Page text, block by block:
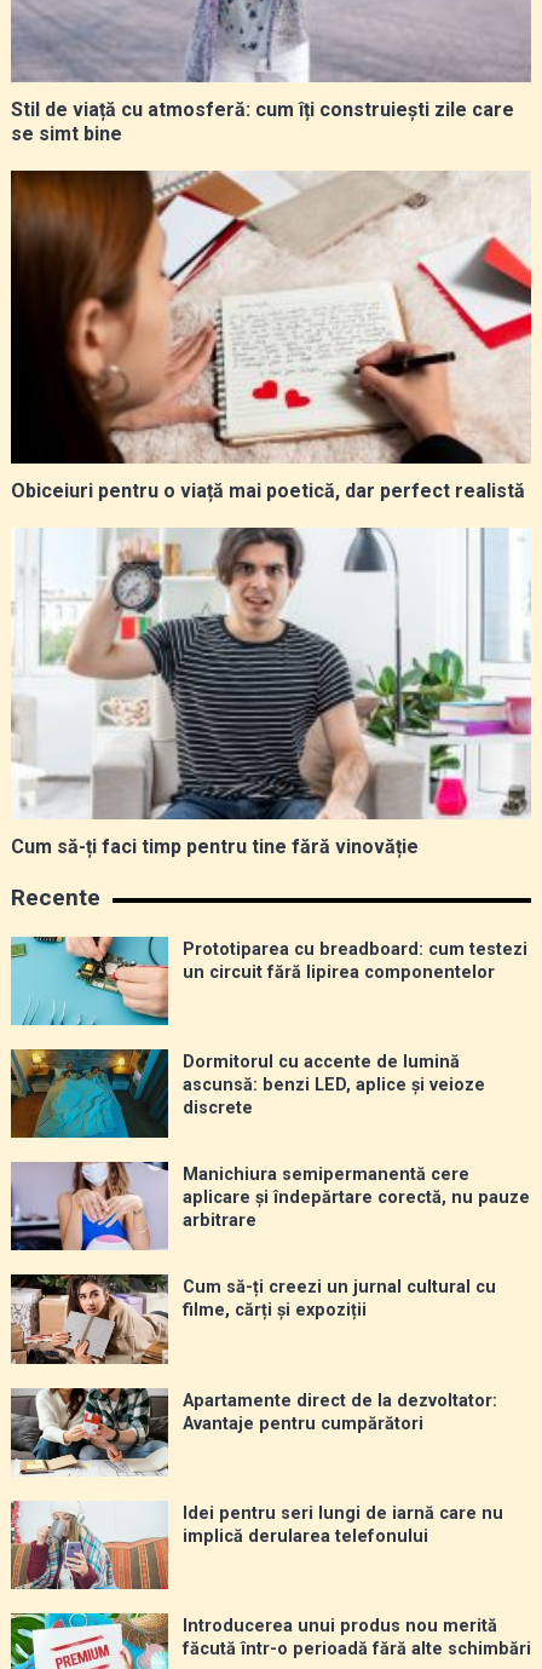
Stil de viață cu atmosferă: cum îți construiești zile care
se simt bine
Obiceiuri pentru o viață mai poetică, dar perfect realistă
Cum să-ți faci timp pentru tine fără vinovăție
Recente
Prototiparea cu breadboard: cum testezi
un circuit fără lipirea componentelor
Dormitorul cu accente de lumină
ascunsă: benzi LED, aplice și veioze
discrete
Manichiura semipermanentă cere
aplicare și îndepărtare corectă, nu pauze
arbitrare
Cum să-ți creezi un jurnal cultural cu
filme, cărți și expoziții
Apartamente direct de la dezvoltator:
Avantaje pentru cumpărători
Idei pentru seri lungi de iarnă care nu
implică derularea telefonului
Introducerea unui produs nou merită
făcută într-o perioadă fără alte schimbări